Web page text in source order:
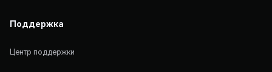
Поддержка
Центр поддержки